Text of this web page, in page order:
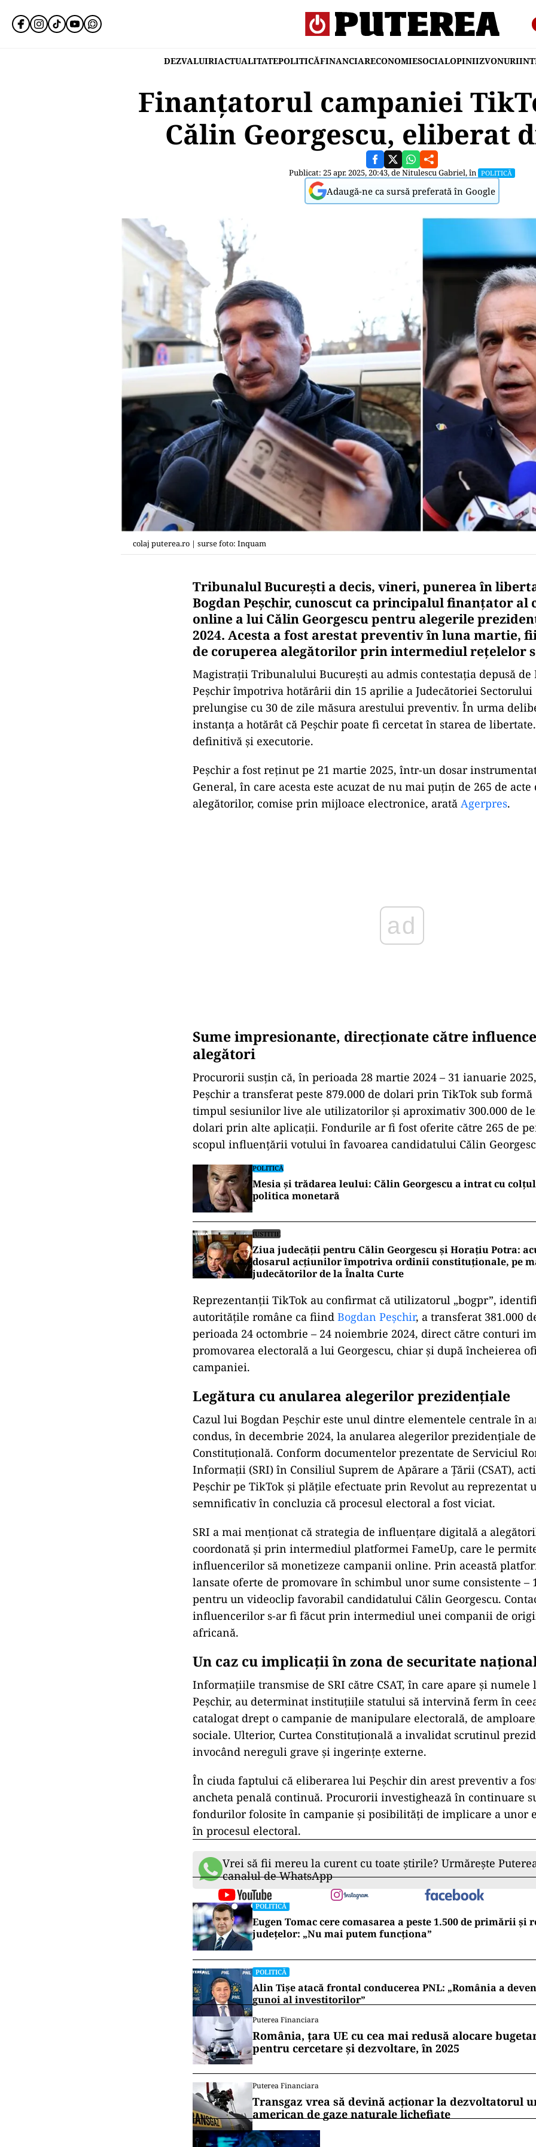
DEZVALUIRIACTUALITATEPOLITICĂFINANCIARECONOMIESOCIALOPINIIZVONURI
Finanțatorul campaniei
Călin Georgescu, eliberat
Publicat: 25 apr. 2025, 20:43, deNitulescu Gabriel, în POLITICĂ
Adaugă-ne ca sursă preferată în Google
colaj puterea.ro | surse foto: Inquam
Tribunalul București a decis, vineri, punerea în
Bogdan Peșchir, cunoscut ca principalul finanțator al
online a lui Călin Georgescu pentru alegerile
2024. Acesta a fost arestat preventiv în luna martie,
de coruperea alegătorilor prin intermediul rețelelor
Magistrații Tribunalului București au admis contestația depusă de
Peșchir împotriva hotărârii din 15 aprilie a Judecătoriei Sectorului
prelungise cu 30 de zile măsura arestului preventiv. În urma
instanța a hotărât că Peșchir poate fi cercetat în starea de
definitivă și executorie.
Peșchir a fost reținut pe 21 martie 2025, într-un dosar
General, în care acesta este acuzat de nu mai puțin de 265 de acte
alegătorilor, comise prin mijloace electronice, arată Agerpres.
Sume impresionante, direcționate către
alegători
Procurorii susțin că, în perioada 28 martie 2024 – 31 ianuarie
Peșchir a transferat peste 879.000 de dolari prin TikTok sub
timpul sesiunilor live ale utilizatorilor și aproximativ 300.000 de
dolari prin alte aplicații. Fondurile ar fi fost oferite către 265 de
scopul influențării votului în favoarea candidatului Călin
POLITICĂ
Mesia și trădarea leului: Călin Georgescu a intrat cu
politica monetară
JUSTITIE
Ziua judecății pentru Călin Georgescu și Horațiu Potra:
dosarul acțiunilor împotriva ordinii constituționale, pe
judecătorilor de la Înalta Curte
Reprezentanții TikTok au confirmat că utilizatorul „bogpr”,
autoritățile române ca fiind Bogdan Peșchir, a transferat 381.000
perioada 24 octombrie – 24 noiembrie 2024, direct către conturi
promovarea electorală a lui Georgescu, chiar și după încheierea
campaniei.
Legătura cu anularea alegerilor prezidențiale
Cazul lui Bogdan Peșchir este unul dintre elementele centrale în
condus, în decembrie 2024, la anularea alegerilor prezidențiale
Constituțională. Conform documentelor prezentate de Serviciul
Informații (SRI) în Consiliul Suprem de Apărare a Țării (CSAT),
Peșchir pe TikTok și plățile efectuate prin Revolut au reprezentat
semnificativ în concluzia că procesul electoral a fost viciat.
SRI a mai menționat că strategia de influențare digitală a
coordonată și prin intermediul platformei FameUp, care le
influencerilor să monetizeze campanii online. Prin această
lansate oferte de promovare în schimbul unor sume consistente –
pentru un videoclip favorabil candidatului Călin Georgescu.
influencerilor s-ar fi făcut prin intermediul unei companii de
africană.
Un caz cu implicații în zona de securitate
Informațiile transmise de SRI către CSAT, în care apare și numele
Peșchir, au determinat instituțiile statului să intervină ferm în
catalogat drept o campanie de manipulare electorală, de
sociale. Ulterior, Curtea Constituțională a invalidat scrutinul
invocând nereguli grave și ingerințe externe.
În ciuda faptului că eliberarea lui Peșchir din arest preventiv a
ancheta penală continuă. Procurorii investighează în continuare
fondurilor folosite în campanie și posibilități de implicare a unor
în procesul electoral.
Vrei să fii mereu la curent cu toate știrile? Urmărește
canalul de WhatsApp
POLITICĂ
Eugen Tomac cere comasarea a peste 1.500 de primării și
județelor: „Nu mai putem funcționa”
POLITICĂ
Alin Tișe atacă frontal conducerea PNL: „România a
gunoi al investitorilor”
Puterea Financiara
România, țara UE cu cea mai redusă alocare
pentru cercetare și dezvoltare, în 2025
Puterea Financiara
Transgaz vrea să devină acționar la dezvoltatorul
american de gaze naturale lichefiate